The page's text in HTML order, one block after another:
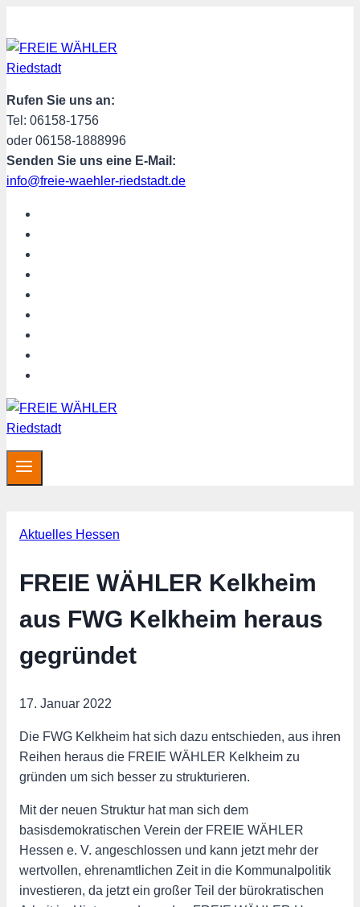
Inhalt
springen
Rufen Sie uns an:
Tel: 06158-1756
oder 06158-1888996
Senden Sie uns eine E-Mail:
info@freie-waehler-riedstadt.de
Aktuelles Hessen
FREIE WÄHLER Kelkheim
aus FWG Kelkheim heraus
gegründet
17. Januar 2022
Die FWG Kelkheim hat sich dazu entschieden, aus ihren
Reihen heraus die FREIE WÄHLER Kelkheim zu
gründen um sich besser zu strukturieren.
Mit der neuen Struktur hat man sich dem
basisdemokratischen Verein der FREIE WÄHLER
Hessen e. V. angeschlossen und kann jetzt mehr der
wertvollen, ehrenamtlichen Zeit in die Kommunalpolitik
investieren, da jetzt ein großer Teil der bürokratischen